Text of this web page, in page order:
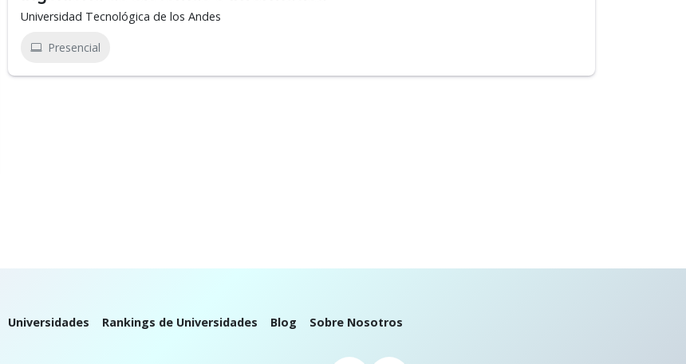
Universidad Tecnológica de los Andes
Presencial
Universidades Rankings de Universidades Blog Sobre Nosotros